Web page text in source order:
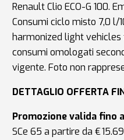
Renault Clio ECO-G 100.
Consumi ciclo misto 7,0
harmonized light vehicles
consumi omologati
vigente. Foto non
DETTAGLIO OFFERTA
Promozione valida fino
SCe 65 a partire da €